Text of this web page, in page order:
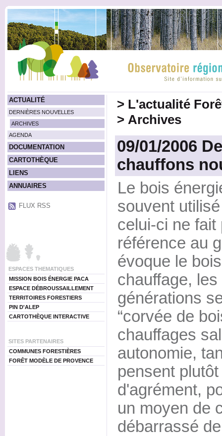
ACTUALITÉ
DERNIÈRES NOUVELLES
ARCHIVES
AGENDA
DOCUMENTATION
CARTOTHÈQUE
LIENS
ANNUAIRES
FLUX RSS
ESPACES THEMATIQUES
MISSION BOIS ÉNERGIE PACA
ESPACE DÉBROUSSAILLEMENT
TERRITOIRES FORESTIERS
PIN D'ALEP
CARTOTHÈQUE INTERACTIVE
SITES PARTENAIRES
COMMUNES FORESTIÈRES
FORÊT MODÈLE DE PROVENCE
> L'actualité
> Archives
09/01/2006
chauffons
Le bois
souvent
celui-ci ne fait
référence au
évoque le
chauffage,
générations
“corvée de
chauffages
autonomie,
pensent
d'agrément,
un moyen de
débarrassé